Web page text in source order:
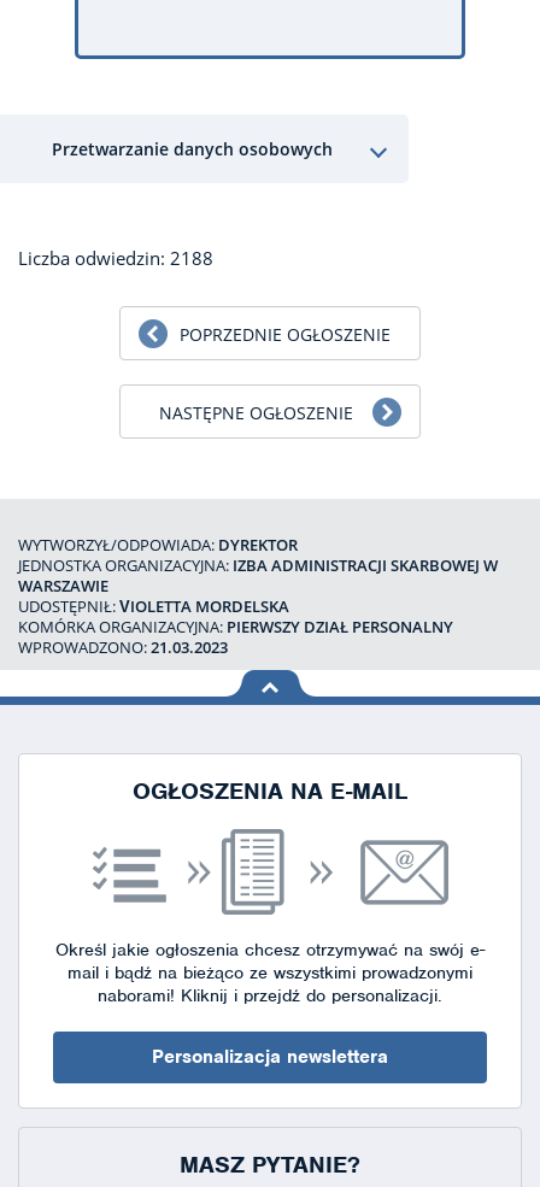
Przetwarzanie danych osobowych
Liczba odwiedzin: 2188
POPRZEDNIE OGŁOSZENIE
NASTĘPNE OGŁOSZENIE
WYTWORZYŁ/ODPOWIADA: DYREKTOR
JEDNOSTKA ORGANIZACYJNA: IZBA ADMINISTRACJI SKARBOWEJ W
WARSZAWIE
UDOSTĘPNIŁ:VIOLETTA MORDELSKA
KOMÓRKA ORGANIZACYJNA: PIERWSZY DZIAŁ PERSONALNY
WPROWADZONO:21.03.2023
na górę
OGŁOSZENIA NA E-MAIL
Określ jakie ogłoszenia chcesz otrzymywać na swój e-
mail i bądź na bieżąco ze wszystkimi prowadzonymi
naborami! Kliknij i przejdź do personalizacji.
Personalizacja newslettera
MASZ PYTANIE?